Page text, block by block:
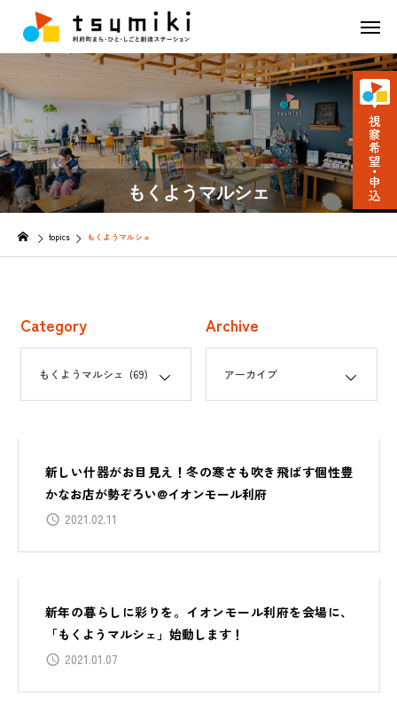
もくようマルシェ
topics もくようマルシェ
Category Archive
新しい什器がお目見え！冬の寒さも吹き飛ばす個性豊
かなお店が勢ぞろい@イオンモール利府
2021.02.11
新年の暮らしに彩りを。イオンモール利府を会場に、
「もくようマルシェ」始動します！
2021.01.07